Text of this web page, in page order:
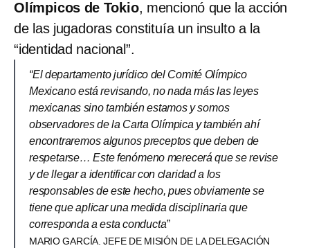
Olímpicos de Tokio, mencionó que la acción
de las jugadoras constituía un insulto a la
“identidad nacional”.
“El departamento jurídico del Comité Olímpico
Mexicano está revisando, no nada más las leyes
mexicanas sino también estamos y somos
observadores de la Carta Olímpica y también ahí
encontraremos algunos preceptos que deben de
respetarse… Este fenómeno merecerá que se revise
y de llegar a identificar con claridad a los
responsables de este hecho, pues obviamente se
tiene que aplicar una medida disciplinaria que
corresponda a esta conducta”
MARIO GARCÍA. JEFE DE MISIÓN DE LA DELEGACIÓN